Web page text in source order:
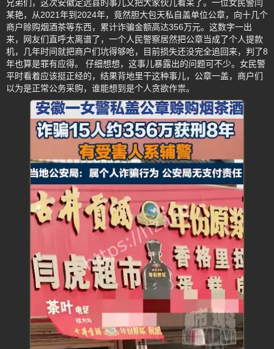
兄弟们，这次安徽定远县的事儿又把大家伙儿看呆了。一位女民警闫
某艳，从2021年到2024年，竟然胆大包天私自盖单位公章，向十几个
商户赊购烟酒茶等东西，累计诈骗金额高达356万元。这数字一出
来，网友们直呼太离谱了，一个人民警察居然把公章当成了个人提款
机，几年时间就把商户们坑得够呛，目前损失还没完全追回来，判了8
年也算是罪有应得。 仔细想想，这事儿暴露出的问题可不少。女民警
平时看着应该挺正经的，结果背地里干这种事儿，公章一盖，商户们
以为是正常公务采购，谁能想到是个人贪欲作祟。